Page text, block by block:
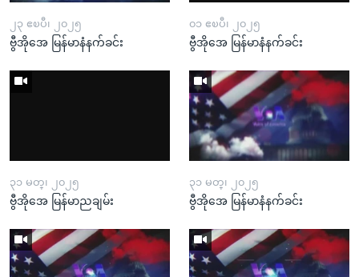
၂၃ ဧၿပီ၊ ၂၀၂၅
ဗွီအိုအေ မြန်မာနံနက်ခင်း
၀၁ ဧၿပီ၊ ၂၀၂၅
ဗွီအိုအေ မြန်မာနံနက်ခင်း
၃၁ မတ္၊ ၂၀၂၅
ဗွီအိုအေ မြန်မာညချမ်း
၃၁ မတ္၊ ၂၀၂၅
ဗွီအိုအေ မြန်မာနံနက်ခင်း